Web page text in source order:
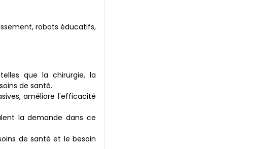
robots éducatifs,
que la chirurgie, la
de santé.
améliore l'efficacité
la demande dans ce
de santé et le besoin